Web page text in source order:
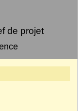
de projet